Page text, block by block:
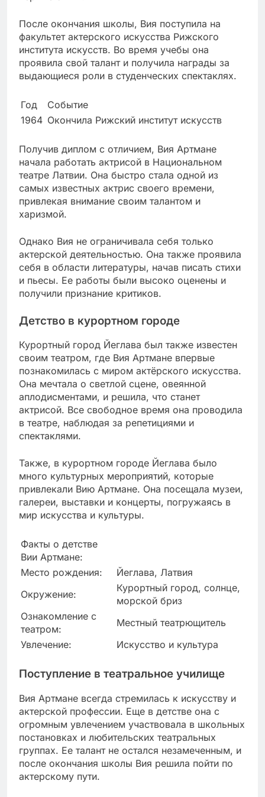
После окончания школы, Вия поступила на
факультет актерского искусства Рижского
института искусств. Во время учебы она
проявила свой талант и получила награды за
выдающиеся роли в студенческих спектаклях.
Год
Событие
1964 Окончила Рижский институт искусств
Получив диплом с отличием, Вия Артмане
начала работать актрисой в Национальном
театре Латвии. Она быстро стала одной из
самых известных актрис своего времени,
привлекая внимание своим талантом и
харизмой.
Однако Вия не ограничивала себя только
актерской деятельностью. Она также проявила
себя в области литературы, начав писать стихи
и пьесы. Ее работы были высоко оценены и
получили признание критиков.
Детство в курортном городе
Курортный город Йеглава был также известен
своим театром, где Вия Артмане впервые
познакомилась с миром актёрского искусства.
Она мечтала о светлой сцене, овеянной
аплодисментами, и решила, что станет
актрисой. Все свободное время она проводила
в театре, наблюдая за репетициями и
спектаклями.
Также, в курортном городе Йеглава было
много культурных мероприятий, которые
привлекали Вию Артмане. Она посещала музеи,
галереи, выставки и концерты, погружаясь в
мир искусства и культуры.
Факты о детстве
Вии Артмане:
Место рождения:
Йеглава, Латвия
Окружение:
Курортный город, солнце,
морской бриз
Ознакомление с
театром:
Местный театрющитель
Увлечение:
Искусство и культура
Поступление в театральное училище
Вия Артмане всегда стремилась к искусству и
актерской профессии. Еще в детстве она с
огромным увлечением участвовала в школьных
постановках и любительских театральных
группах. Ее талант не остался незамеченным, и
после окончания школы Вия решила пойти по
актерскому пути.